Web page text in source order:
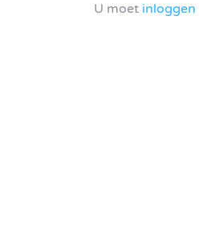
U moet inloggen